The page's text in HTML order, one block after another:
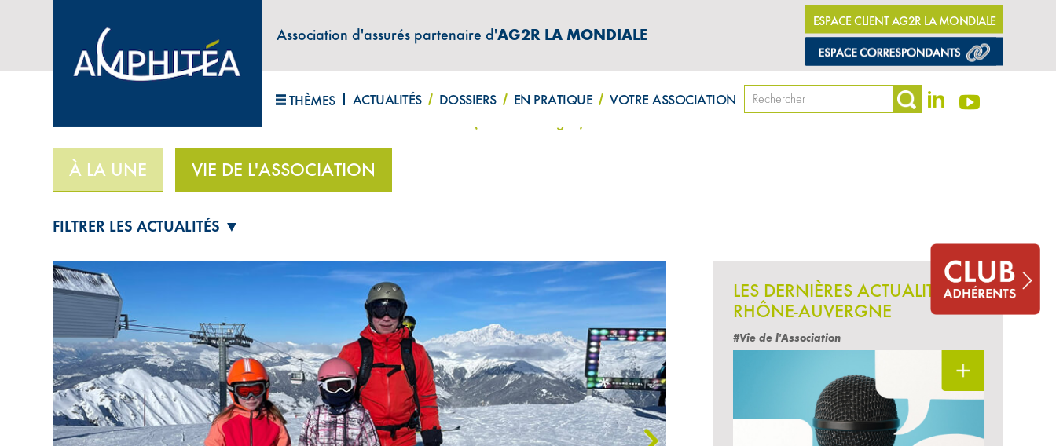
Association d'assurés partenaire d'AG2R LA MONDIALE
ESPACE CLIENT AG2R LA MONDIALE
THÈMES ACTUALITÉS DOSSIERS EN PRATIQUE VOTRE ASSOCIATION
ABONNEZ-VOUS À LA LETTRE D'INFORMATIONS "AMPHITÉA INFOS"
À LA UNE VIE DE L'ASSOCIATION
FILTRER LES ACTUALITÉS ▼
‹ ›
LES DERNIÈRES ACTUALITÉS
RHÔNE-AUVERGNE
#Vie de l'Association